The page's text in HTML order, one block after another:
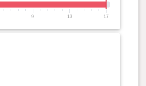
9 13 17